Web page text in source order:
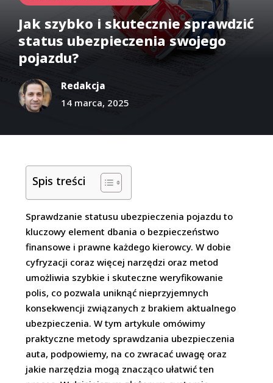
Jak szybko i skutecznie sprawdzić
status ubezpieczenia swojego
pojazdu?
Redakcja
14 marca, 2025
Spis treści
Sprawdzanie statusu ubezpieczenia pojazdu to
kluczowy element dbania o bezpieczeństwo
finansowe i prawne każdego kierowcy. W dobie
cyfryzacji coraz więcej narzędzi oraz metod
umożliwia szybkie i skuteczne weryfikowanie
polis, co pozwala uniknąć nieprzyjemnych
konsekwencji związanych z brakiem aktualnego
ubezpieczenia. W tym artykule omówimy
praktyczne metody sprawdzania ubezpieczenia
auta, podpowiemy, na co zwracać uwagę oraz
jakie narzędzia mogą znacząco ułatwić ten